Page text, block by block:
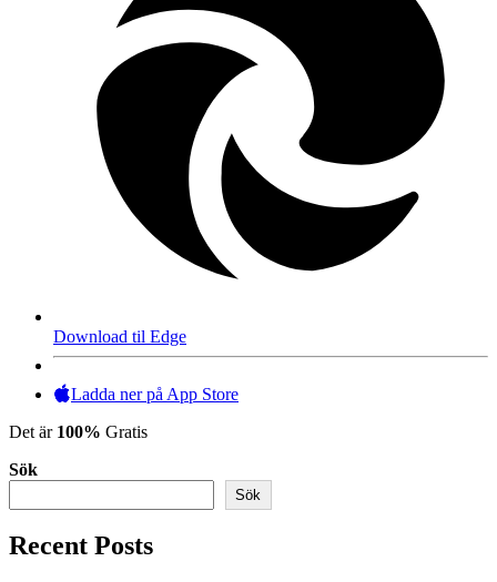
Download til Edge
Ladda ner på App Store
Det är 100% Gratis
Sök
Sök
Recent Posts